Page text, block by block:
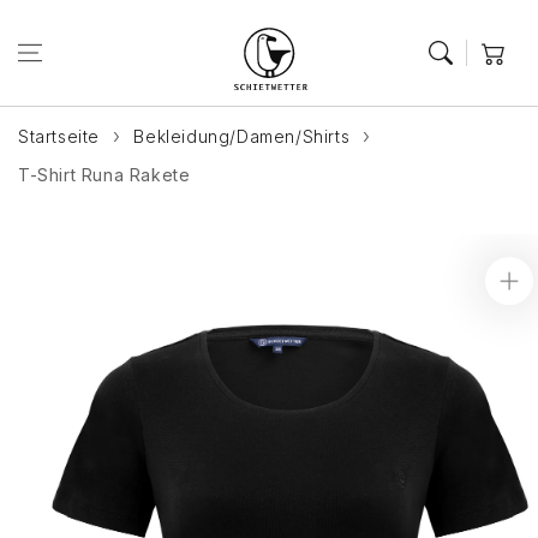
springen
Startseite
Bekleidung/Damen/Shirts
T-Shirt Runa Rakete